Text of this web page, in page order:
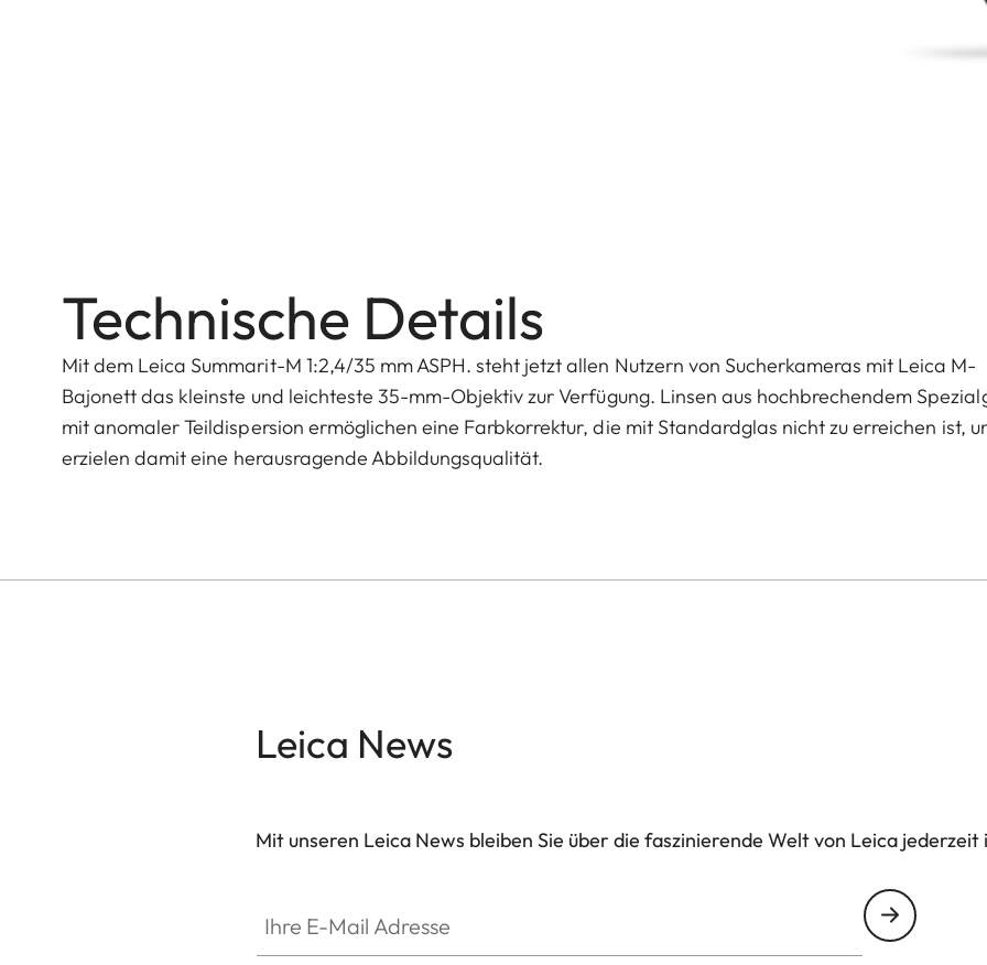
Technische Details
Mit dem Leica Summarit-M 1:2,4/35 mm ASPH. steht jetzt allen Nutzern von Sucherkameras mit Leica M-
Bajonett das kleinste und leichteste 35-mm-Objektiv zur Verfügung. Linsen aus hochbrechendem
mit anomaler Teildispersion ermöglichen eine Farbkorrektur, die mit Standardglas nicht zu erreichen ist,
erzielen damit eine herausragende Abbildungsqualität.
Leica News
Mit unseren Leica News bleiben Sie über die faszinierende Welt von Leica